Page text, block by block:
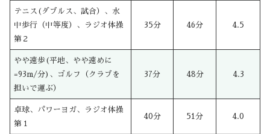
テニス(ダブルス、試合）、水
中歩行（中等度）、ラジオ体操
第２
35分 46分 4.5
やや速歩(平地、やや速めに
=93m/分)、ゴルフ（クラブを
担いで運ぶ）
37分 48分 4.3
卓球、パワーヨガ、ラジオ体操
第１
40分 51分 4.0